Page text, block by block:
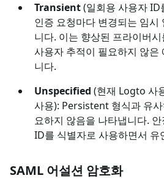
Transient(일회용 사용자
인증 요청마다 변경되는 임
니다. 이는 향상된 프라이버
사용자 추적이 필요하지 않은
니다.
Unspecified (현재 Logto 사
사용): Persistent 형식과 유
요하지 않음을 나타냅니다.
ID를 식별자로 사용하면서 유
SAML 어설션 암호화